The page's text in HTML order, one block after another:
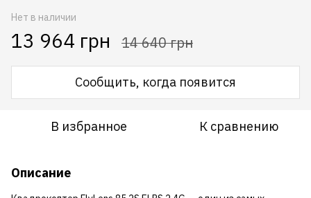
Нет в наличии
13 964 грн 14 640 грн
Сообщить, когда появится
В избранное К сравнению
Описание